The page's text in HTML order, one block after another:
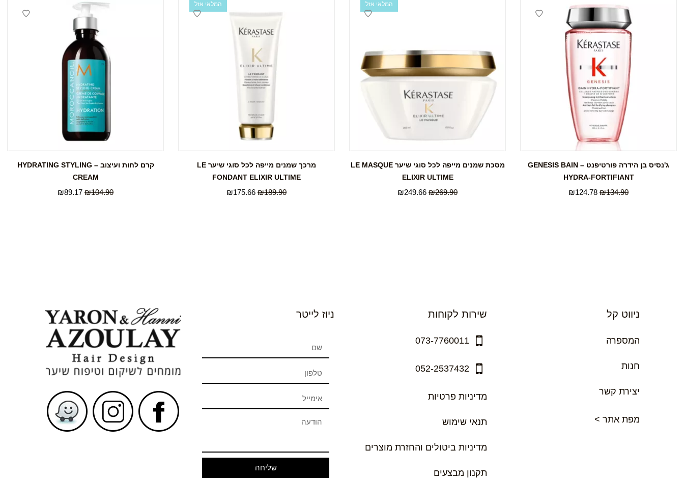
ג'נסיס בן הידרה פורטיפנט – GENESIS BAIN
HYDRA-FORTIFIANT
₪134.90
₪124.78
המלאי אזל
מסכת שמנים מייפה לכל סוגי שיער LE MASQUE
ELIXIR ULTIME
₪269.90
₪249.66
המלאי אזל
מרכך שמנים מייפה לכל סוגי שיער LE
FONDANT ELIXIR ULTIME
₪189.90
₪175.66
קרם לחות ועיצוב – HYDRATING STYLING
CREAM
₪104.90
₪89.17
ניווט קל
המספרה
חנות
יצירת קשר
מפת אתר >
שירות לקוחות
073-7760011
052-2537432
מדיניות פרטיות
תנאי שימוש
מדיניות ביטולים והחזרת מוצרים
תקנון מבצעים
ניוז לייטר
שליחה